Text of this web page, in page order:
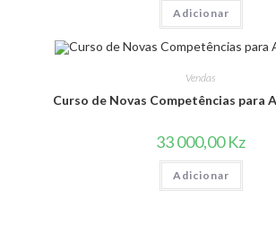
Adicionar
Vendas
Curso de Novas Competências para
33 000,00Kz
Adicionar